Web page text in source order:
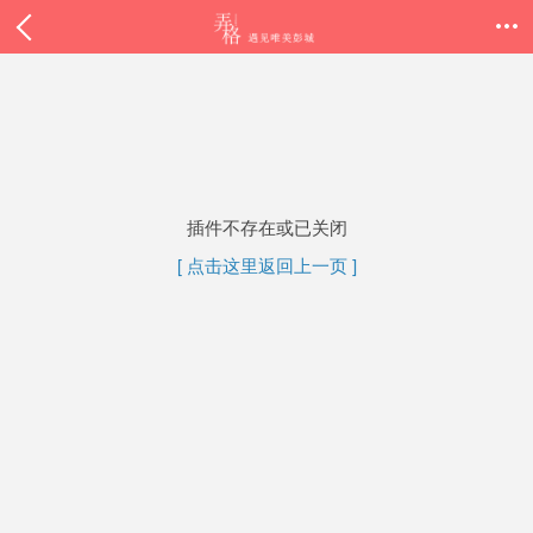

插件不存在或已关闭
[ 点击这里返回上一页 ]